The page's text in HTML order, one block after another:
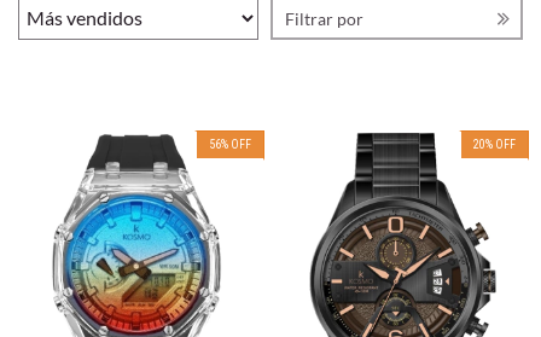
Filtrar por
56% OFF 20% OFF